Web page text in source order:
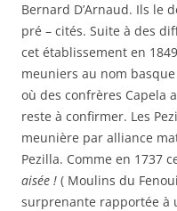
Bernard D’Arnaud. Ils le
pré – cités. Suite à des
cet établissement en
meuniers au nom
où des confrères Capela
reste à confirmer. Les
meunière par alliance
Pezilla. Comme en 1737
aisée ! ( Moulins du
surprenante rapportée à